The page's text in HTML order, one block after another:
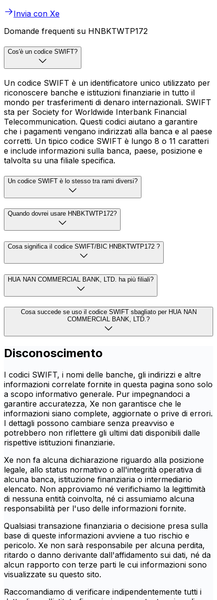
Invia con Xe
Domande frequenti su HNBKTWTP172
Cos'è un codice SWIFT?
Un codice SWIFT è un identificatore unico utilizzato per
riconoscere banche e istituzioni finanziarie in tutto il
mondo per trasferimenti di denaro internazionali. SWIFT
sta per Society for Worldwide Interbank Financial
Telecommunication. Questi codici aiutano a garantire
che i pagamenti vengano indirizzati alla banca e al paese
corretti. Un tipico codice SWIFT è lungo 8 o 11 caratteri
e include informazioni sulla banca, paese, posizione e
talvolta su una filiale specifica.
Un codice SWIFT è lo stesso tra rami diversi?
Quando dovrei usare HNBKTWTP172?
Cosa significa il codice SWIFT/BIC HNBKTWTP172 ?
HUA NAN COMMERCIAL BANK, LTD. ha più filiali?
Cosa succede se uso il codice SWIFT sbagliato per HUA NAN
COMMERCIAL BANK, LTD.?
Disconoscimento
I codici SWIFT, i nomi delle banche, gli indirizzi e altre
informazioni correlate fornite in questa pagina sono solo
a scopo informativo generale. Pur impegnandoci a
garantire accuratezza, Xe non garantisce che le
informazioni siano complete, aggiornate o prive di errori.
I dettagli possono cambiare senza preavviso e
potrebbero non riflettere gli ultimi dati disponibili dalle
rispettive istituzioni finanziarie.
Xe non fa alcuna dichiarazione riguardo alla posizione
legale, allo status normativo o all'integrità operativa di
alcuna banca, istituzione finanziaria o intermediario
elencato. Non approviamo né verifichiamo la legittimità
di nessuna entità coinvolta, né ci assumiamo alcuna
responsabilità per l'uso delle informazioni fornite.
Qualsiasi transazione finanziaria o decisione presa sulla
base di queste informazioni avviene a tuo rischio e
pericolo. Xe non sarà responsabile per alcuna perdita,
ritardo o danno derivante dall'affidamento sui dati, né da
alcun rapporto con terze parti le cui informazioni sono
visualizzate su questo sito.
Raccomandiamo di verificare indipendentemente tutti i